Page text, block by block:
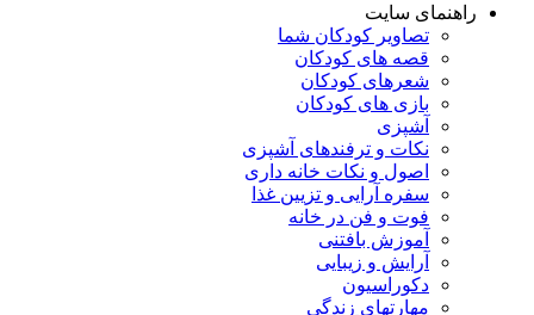
راهنمای سایت
تصاویر کودکان شما
قصه های کودکان
شعرهای کودکان
بازی های کودکان
آشپزی
نکات و ترفندهای آشپزی
اصول و نکات خانه داری
سفره آرایی و تزیین غذا
فوت و فن در خانه
آموزش بافتنی
آرایش و زیبایی
دکوراسیون
مهارتهای زندگی